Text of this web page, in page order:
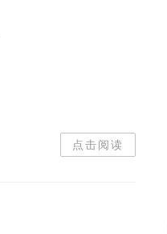
点击阅读